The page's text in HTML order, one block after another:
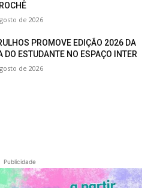
de 2026
PROMOVE EDIÇÃO 2026 DA
DO ESTUDANTE NO ESPAÇO INTER
de 2026
Publicidade